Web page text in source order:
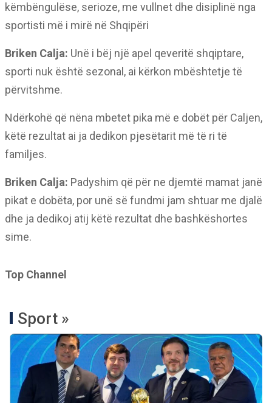
këmbëngulëse, serioze, me vullnet dhe disiplinë nga
sportisti më i mirë në Shqipëri
Briken Calja: Unë i bëj një apel qeveritë shqiptare,
sporti nuk është sezonal, ai kërkon mbështetje të
përvitshme.
Ndërkohë që nëna mbetet pika më e dobët për Caljen,
këtë rezultat ai ja dedikon pjesëtarit më të ri të
familjes.
Briken Calja: Padyshim që për ne djemtë mamat janë
pikat e dobëta, por unë së fundmi jam shtuar me djalë
dhe ja dedikoj atij këtë rezultat dhe bashkëshortes
sime.
Top Channel
Sport »